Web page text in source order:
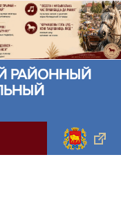
РАЙОННЫЙ